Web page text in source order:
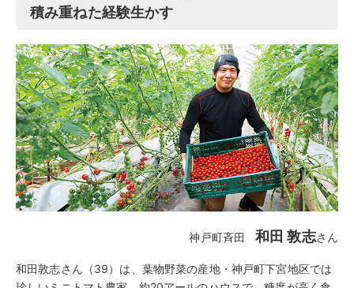
積み重ねた経験生かす
神戸町斉田 和田 敦志さん
和田敦志さん（39）は、葉物野菜の産地・神戸町下宮地区では